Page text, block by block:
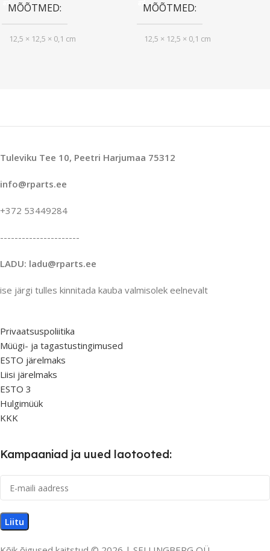
MÕÕTMED
12,5 × 12,5 × 0,1 cm
MÕÕTMED
12,5 × 12,5 × 0,1 cm
Tuleviku Tee 10, Peetri Harjumaa 75312
info@rparts.ee
+372 53449284
----------------------
LADU: ladu@rparts.ee
ise järgi tulles kinnitada kauba valmisolek eelnevalt
Privaatsuspoliitika
Müügi- ja tagastustingimused
ESTO järelmaks
Liisi järelmaks
ESTO 3
Hulgimüük
KKK
Kampaaniad ja uued laotooted: